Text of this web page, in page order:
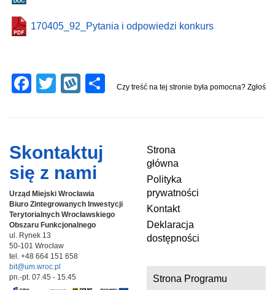
F
b
o
o
k
T
er
W
p
S
170405_92_Pytania i odpowiedzi konkurs
Czy treść na tej stronie była pomocna? Zgłoś
Skontaktuj
się z nami
Urząd Miejski Wrocławia
Biuro Zintegrowanych Inwestycji
Terytorialnych Wrocławskiego
Obszaru Funkcjonalnego
ul. Rynek 13
50-101 Wrocław
tel. +48 664 151 658
bit@um.wroc.pl
pn.-pt. 07.45 - 15.45
Strona
główna
Polityka
prywatności
Kontakt
Deklaracja
dostępności
Strona Programu